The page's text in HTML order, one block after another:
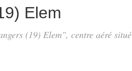
Elem
(19) Elem", centre aéré situé